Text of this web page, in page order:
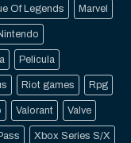
Of Legends Marvel
Pelicula
Riot games Rpg
Valorant Valve
Xbox Series S/X